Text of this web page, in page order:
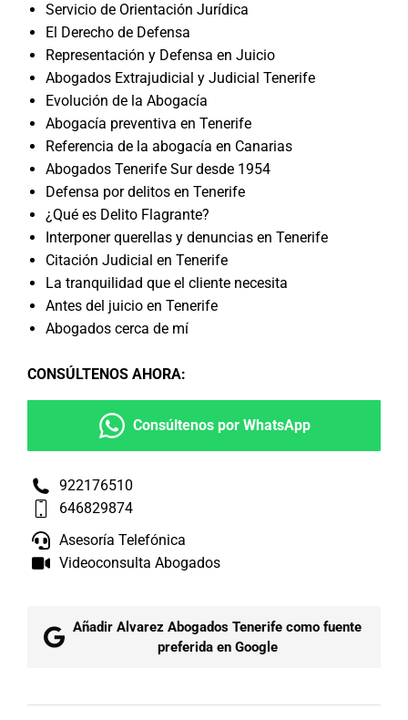
Servicio de Orientación Jurídica
El Derecho de Defensa
Representación y Defensa en Juicio
Abogados Extrajudicial y Judicial Tenerife
Evolución de la Abogacía
Abogacía preventiva en Tenerife
Referencia de la abogacía en Canarias
Abogados Tenerife Sur desde 1954
Defensa por delitos en Tenerife
¿Qué es Delito Flagrante?
Interponer querellas y denuncias en Tenerife
Citación Judicial en Tenerife
La tranquilidad que el cliente necesita
Antes del juicio en Tenerife
Abogados cerca de mí
CONSÚLTENOS AHORA:
Consúltenos por WhatsApp
922176510
646829874
Asesoría Telefónica
Videoconsulta Abogados
Añadir Alvarez Abogados Tenerife como fuente
preferida en Google